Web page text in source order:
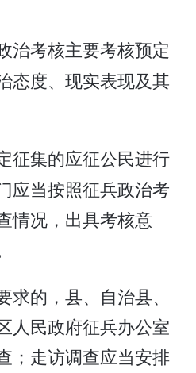
治考核主要考核预定
态度、现实表现及其
征集的应征公民进行
应当按照征兵政治考
情况，出具考核意
的，县、自治县、
人民政府征兵办公室
；走访调查应当安排